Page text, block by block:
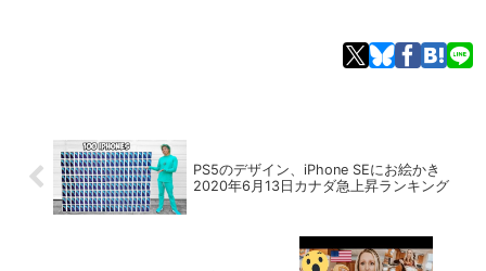
PS5のデザイン、iPhone SEにお絵かき
2020年6月13日カナダ急上昇ランキング